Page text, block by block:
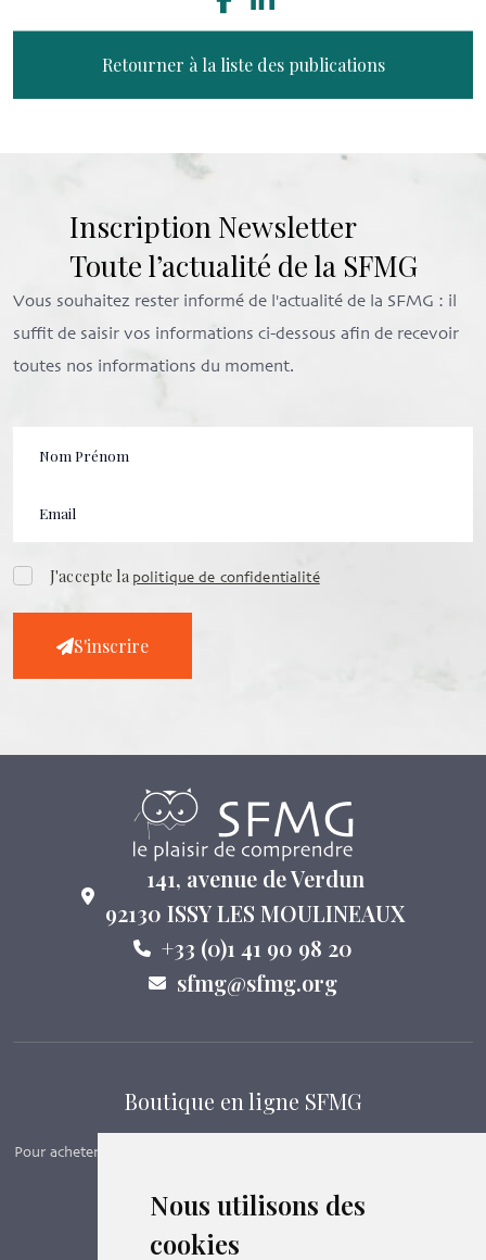
Nous utilisons des
cookies
Retourner à la liste des publications
Inscription Newsletter
Toute l’actualité de la SFMG
Vous souhaitez rester informé de l'actualité de la SFMG : il
suffit de saisir vos informations ci-dessous afin de recevoir
toutes nos informations du moment.
J'accepte lapolitique de confidentialité
S'inscrire
141, avenue de Verdun
92130 ISSY LES MOULINEAUX
+33 (0)1 41 90 98 20
sfmg@sfmg.org
Boutique en ligne SFMG
Pour acheter nos manuels, adhérer et payer ses cotisations en ligne,
Boutique en ligne